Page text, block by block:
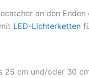
an den
LED-Lichterketten
25 cm und/oder 30